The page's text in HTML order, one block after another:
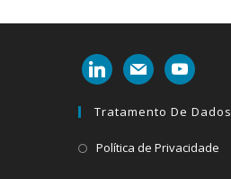
linkedinmail youtube
Tratamento De Dados
Política de Privacidade